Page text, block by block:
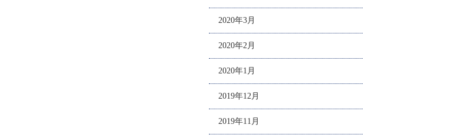
2020年3月
2020年2月
2020年1月
2019年12月
2019年11月